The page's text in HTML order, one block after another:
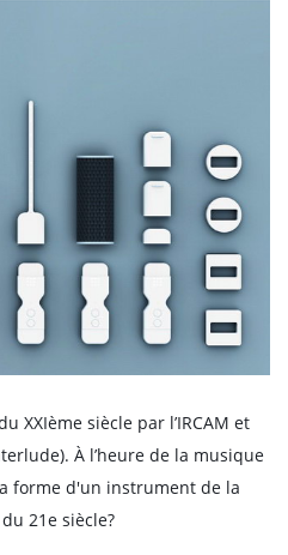
XXIème siècle par l’IRCAM et
À l’heure de la musique
forme d'un instrument de la
21e siècle?